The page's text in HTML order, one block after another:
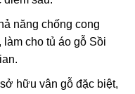
năng chống cong
cho tủ áo gỗ Sồi
hữu vân gỗ đặc biệt,